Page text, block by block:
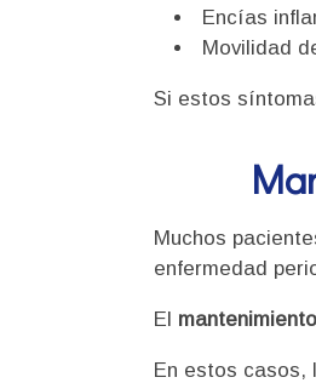
Encías
Movilidad
Si estos
Muchos
enfermedad
El
En estos casos,